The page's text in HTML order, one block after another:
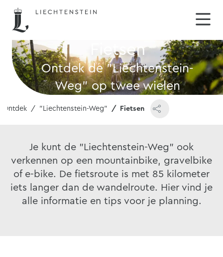
Ontdek de "Liechtenstein-
Weg" op twee wielen
Fietsen
Ontdek "Liechtenstein-Weg" Fietsen
Je kunt de "Liechtenstein-Weg" ook
verkennen op een mountainbike, gravelbike
of e-bike. De fietsroute is met 85 kilometer
iets langer dan de wandelroute. Hier vind je
alle informatie en tips voor je planning.